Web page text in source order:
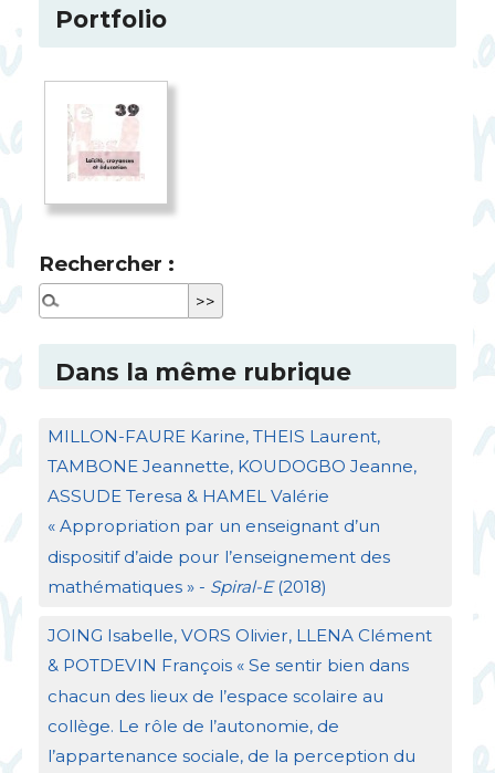
Portfolio
Rechercher :
Dans la même rubrique
MILLON-FAUREKarine, THEIS Laurent,
TAMBONEJeannette, KOUDOGBO Jeanne,
ASSUDETeresa & HAMELValérie
« Appropriation par un enseignant d’un
dispositif d’aide pour l’enseignement des
mathématiques » - Spiral-E(2018)
JOING Isabelle, VORS Olivier, LLENAClément
& POTDEVIN François « Se sentir bien dans
chacun des lieux de l’espace scolaire au
collège. Le rôle de l’autonomie, de
l’appartenance sociale, de la perception du